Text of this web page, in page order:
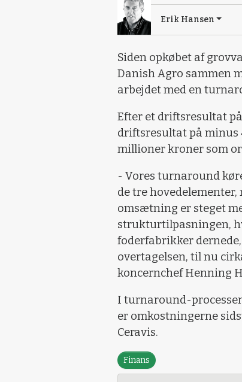
Erik Hansen
Siden opkøbet af
Danish Agro sammen
arbejdet med en
Efter et driftsresultat
driftsresultat på minus
millioner kroner som
- Vores turnaround
de tre
omsætning er steget
strukturtilpasningen,
foderfabrikker
overtagelsen, til nu
koncernchef Henning
I turnaround-
er omkostningerne
Ceravis.
Finans